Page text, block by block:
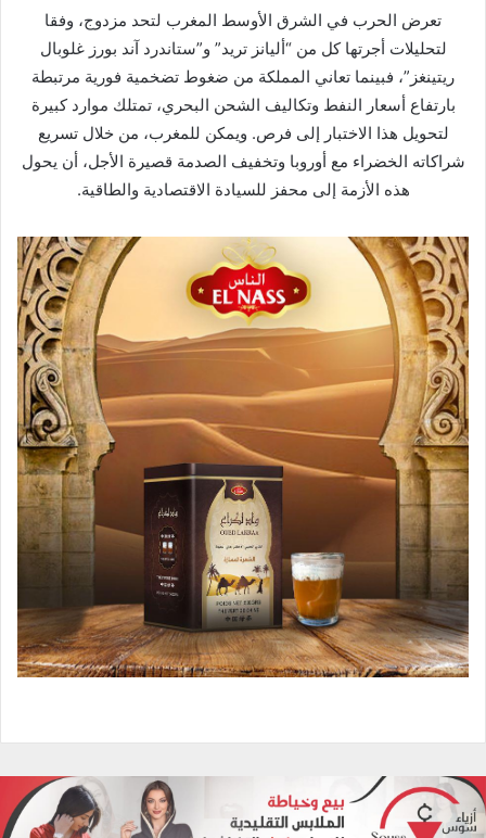
تعرض الحرب في الشرق الأوسط المغرب لتحد مزدوج، وفقا
لتحليلات أجرتها كل من “أليانز تريد” و”ستاندرد آند بورز غلوبال
ريتينغز”، فبينما تعاني المملكة من ضغوط تضخمية فورية مرتبطة
بارتفاع أسعار النفط وتكاليف الشحن البحري، تمتلك موارد كبيرة
لتحويل هذا الاختبار إلى فرص. ويمكن للمغرب، من خلال تسريع
شراكاته الخضراء مع أوروبا وتخفيف الصدمة قصيرة الأجل، أن يحول
هذه الأزمة إلى محفز للسيادة الاقتصادية والطاقية.